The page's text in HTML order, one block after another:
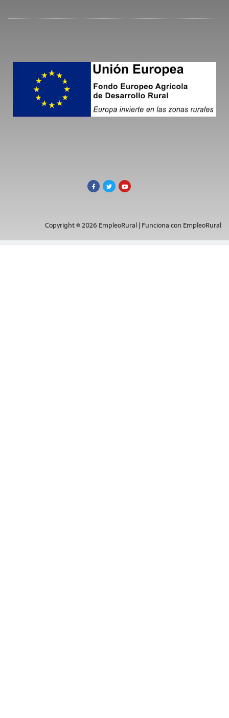
Copyright © 2026 EmpleoRural | Funciona con EmpleoRural